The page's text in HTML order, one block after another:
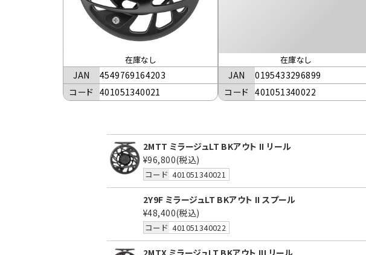
在庫なし
JAN
4549769164203
コード 401051340021
在庫なし
JAN
0195433296899
コード 401051340022
2MTT ミラージュLT BKアウト II リール
¥96,800(税込)
コード 401051340021
2Y9F ミラージュLT BKアウト II スプール
¥48,400(税込)
コード 401051340022